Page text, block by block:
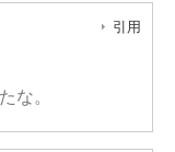
引用
な。